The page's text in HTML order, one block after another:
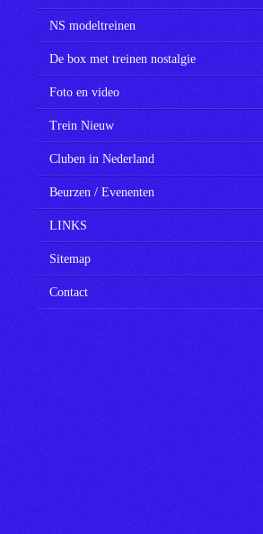
NS modeltreinen
De box met treinen nostalgie
Foto en video
Trein Nieuw
Cluben in Nederland
Beurzen / Evenenten
LINKS
Sitemap
Contact